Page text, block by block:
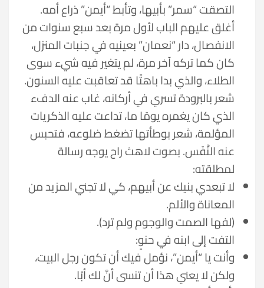
التصقت “سمر” بأبيها، وتأبط “أيمن” ذراع أمه.
أغلق عليهم الباب لأول مرة بعد سبع سنوات من
الانفصال، دار “نعمان” بعينيه في جنبات المنزل،
كان كما تركه آخر مرة، لم يتغير فيه شيء سوى
الطلاء، والذي بدا باهتًا قد تعاقبت عليه السنون.
شعر بالبرودة تسري في أركانه، غاب عنه الدفء
الذي كان يغمره يومًا ما، تداعت عليه الذكريات
المؤلمة، شعر بوطأتها تضغط ضلوعه، فتحبس
عنه النَّفَس. بصوت لاهث راح يوجه رسالة
لمطلقته:
لا تبعدي بنيك عن أبيهم، كي لا تجني المزيد من
المعاناة والألم.
(لفها الصمت والوجوم ولم ترد).
التفت إلى ابنه في حنوٍ:
وأنت يا “أيمن”، نؤمل فيك أن تكون رجل البيت،
ولكن لا يعني هذا أن تنسى أنَّ لك أبًا.